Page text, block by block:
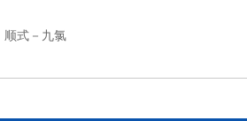
顺式－九氯